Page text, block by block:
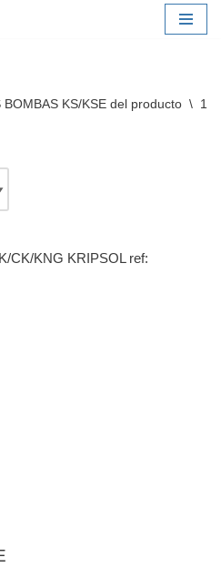
BOMBAS KS/KSE del producto \
CK/KNG KRIPSOL ref: